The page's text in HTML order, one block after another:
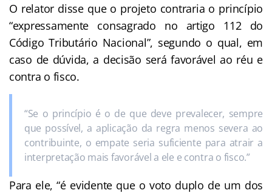
O relator disse que o projeto contraria o princípio
“expressamente consagrado no artigo 112 do
Código Tributário Nacional”, segundo o qual, em
caso de dúvida, a decisão será favorável ao réu e
contra o fisco.
“Se o princípio é o de que deve prevalecer, sempre
que possível, a aplicação da regra menos severa ao
contribuinte, o empate seria suficiente para atrair a
interpretação mais favorável a ele e contra o fisco.”
Para ele, “é evidente que o voto duplo de um dos